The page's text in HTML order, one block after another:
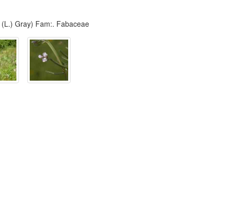
(L.) Gray) Fam:. Fabaceae